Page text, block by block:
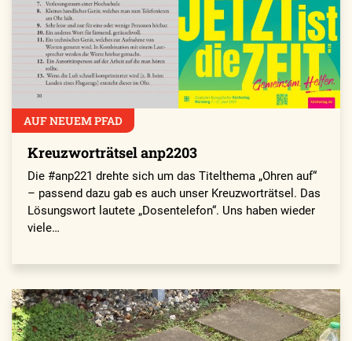
AUF NEUEM PFAD
Kreuzworträtsel anp2203
Die #anp221 drehte sich um das Titelthema „Ohren auf“
– passend dazu gab es auch unser Kreuzworträtsel. Das
Lösungswort lautete „Dosentelefon“. Uns haben wieder
viele…